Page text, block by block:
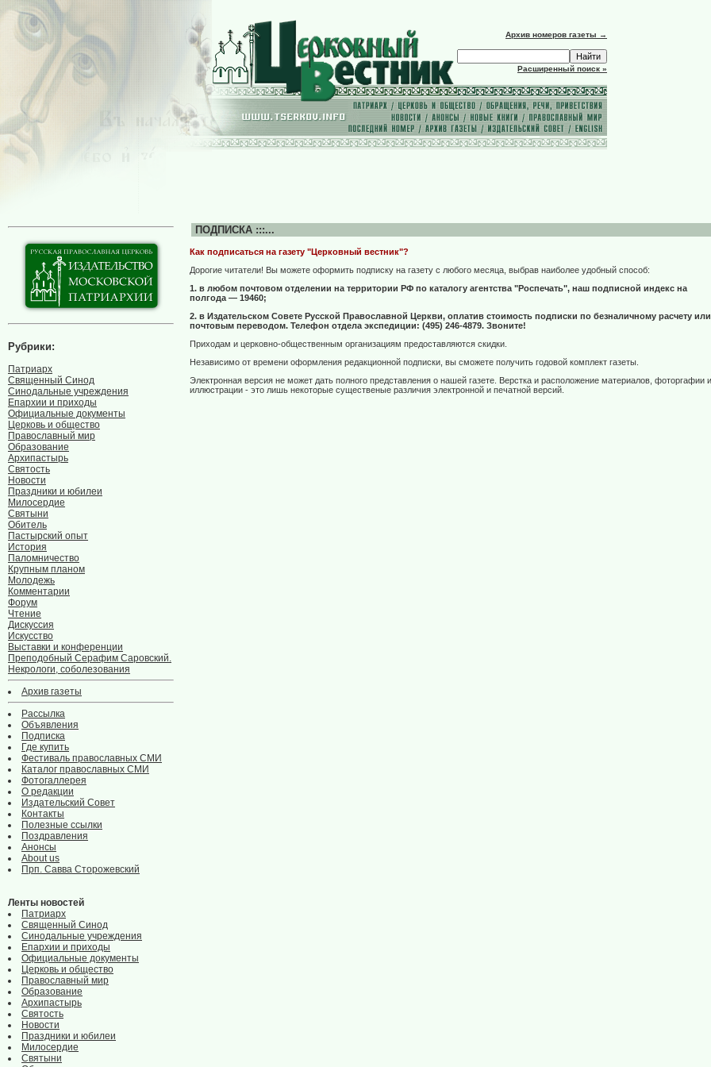
Архив номеров газеты →
Расширенный поиск »
Рубрики:
Патриарх
Священный Синод
Синодальные учреждения
Епархии и приходы
Официальные документы
Церковь и общество
Православный мир
Образование
Архипастырь
Святость
Новости
Праздники и юбилеи
Милосердие
Святыни
Обитель
Пастырский опыт
История
Паломничество
Крупным планом
Молодежь
Комментарии
Форум
Чтение
Дискуссия
Искусство
Выставки и конференции
Преподобный Серафим Саровский.
Некрологи, соболезования
Архив газеты
Рассылка
Объявления
Подписка
Где купить
Фестиваль православных СМИ
Каталог православных СМИ
Фотогаллерея
О редакции
Издательский Совет
Контакты
Полезные ссылки
Поздравления
Анонсы
About us
Прп. Савва Сторожевский
Ленты новостей
Патриарх
Священный Синод
Синодальные учреждения
Епархии и приходы
Официальные документы
Церковь и общество
Православный мир
Образование
Архипастырь
Святость
Новости
Праздники и юбилеи
Милосердие
Святыни
ПОДПИСКА :::...
Как подписаться на газету "Церковный вестник"?
Дорогие читатели! Вы можете оформить подписку на газету с любого месяца, выбрав наиболее удобный способ:
1. в любом почтовом отделении на территории РФ по каталогу агентства "Роспечать", наш подписной индекс на
полгода — 19460;
2. в Издательском Совете Русской Православной Церкви, оплатив стоимость подписки по безналичному расчету или
почтовым переводом. Телефон отдела экспедиции: (495) 246-4879. Звоните!
Приходам и церковно-общественным организациям предоставляются скидки.
Независимо от времени оформления редакционной подписки, вы сможете получить годовой комплект газеты.
Электронная версия не может дать полного представления о нашей газете. Верстка и расположение материалов, фоторгафии и
иллюстрации - это лишь некоторые существеные различия электронной и печатной версий.